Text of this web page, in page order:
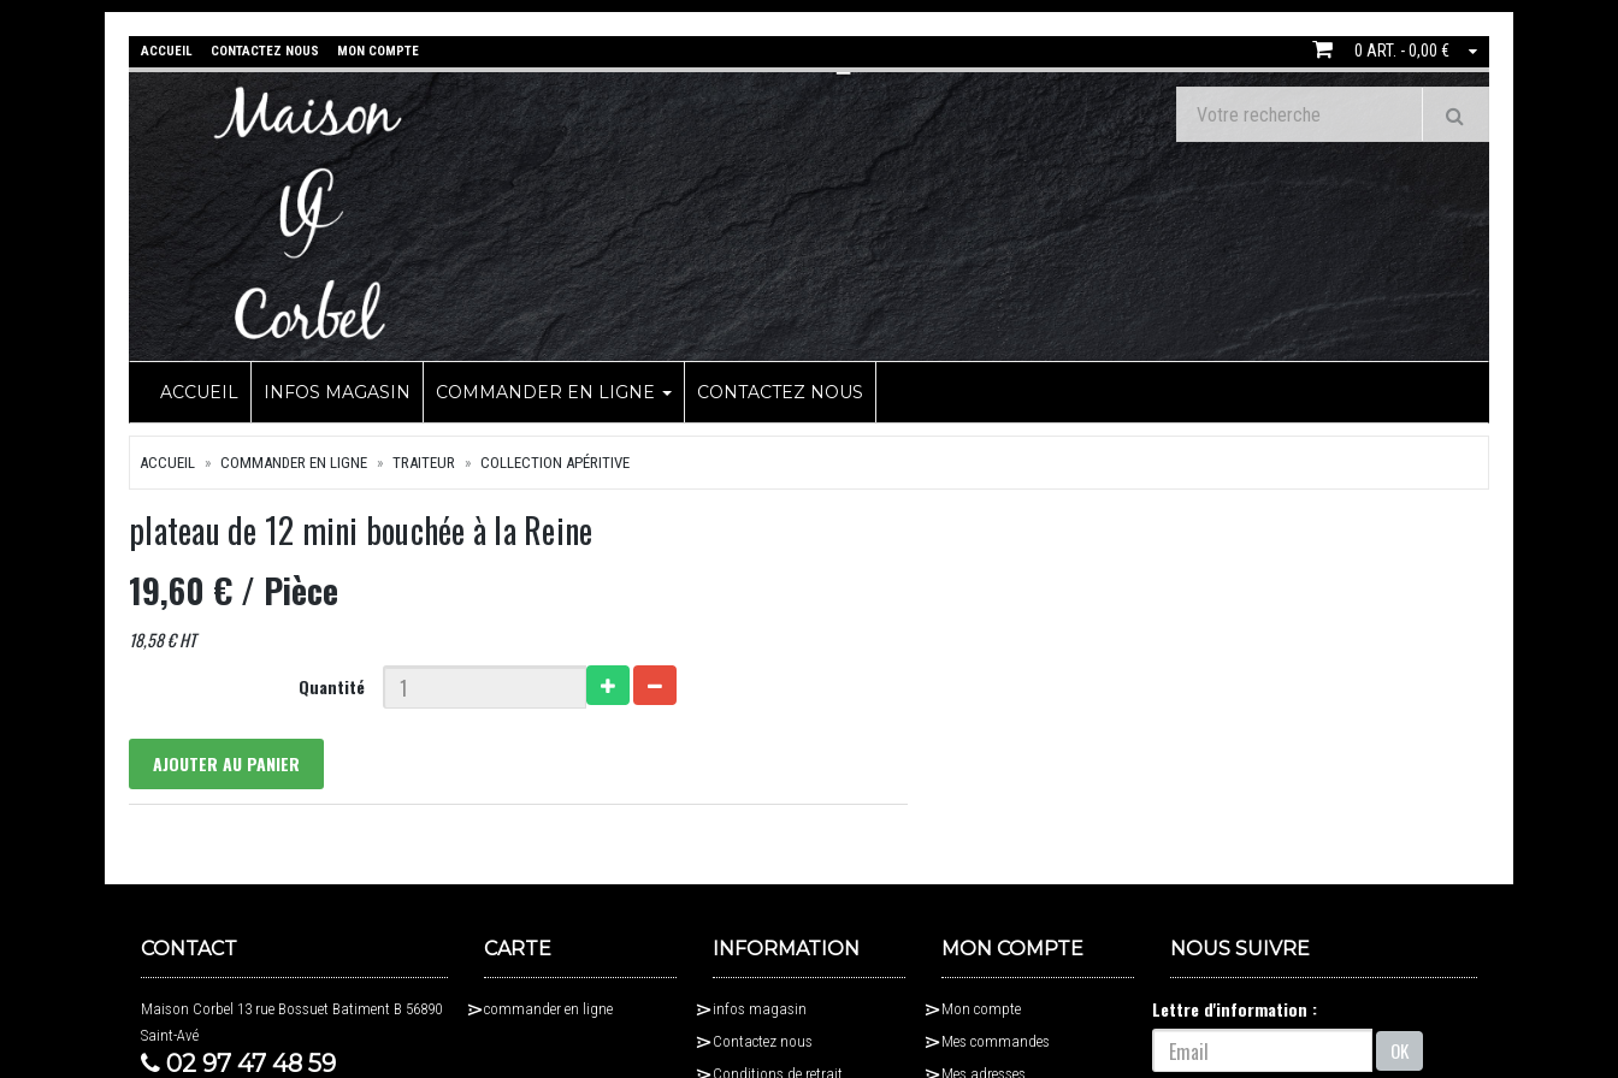
ACCUEIL CONTACTEZ NOUS MON COMPTE 0 ART. - 0,00 €
ACCUEIL INFOS MAGASIN COMMANDER EN LIGNE CONTACTEZ NOUS
ACCUEIL COMMANDER EN LIGNE TRAITEUR COLLECTION APÉRITIVE
plateau de 12 mini bouchée à la Reine
19,60 €/ Pièce
18,58 € HT
Quantité
AJOUTER AU PANIER
CONTACT
Maison Corbel 13 rue Bossuet Batiment B 56890
Saint-Avé
02 97 47 48 59
CARTE
commander en ligne
INFORMATION
infos magasin
Contactez nous
Conditions de retrait
MON COMPTE
Mon compte
Mes commandes
Mes adresses
NOUS SUIVRE
Lettre d'information :
OK